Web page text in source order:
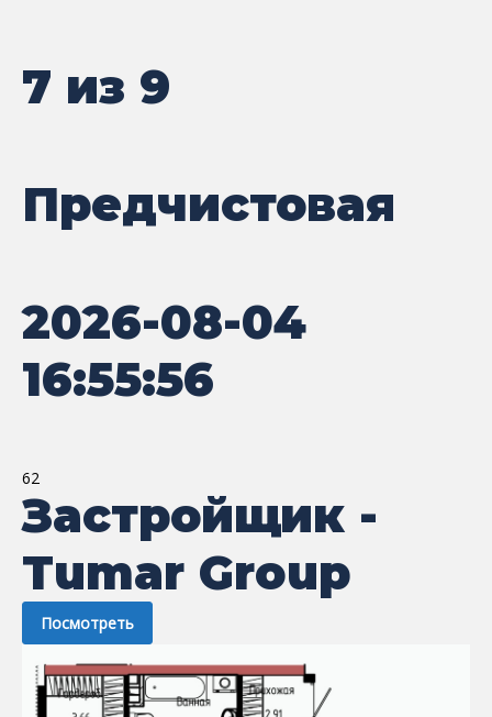
7 из 9
Предчистовая
2026-08-04
16:55:56
62
Застройщик -
Tumar Group
Посмотреть